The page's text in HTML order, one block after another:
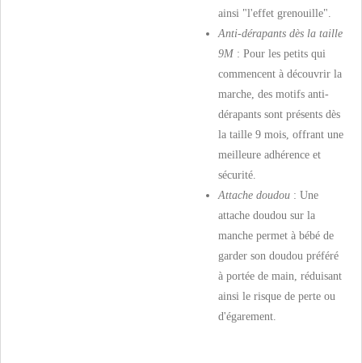
ainsi "l'effet grenouille".
Anti-dérapants dès la taille
9M : Pour les petits qui
commencent à découvrir la
marche, des motifs anti-
dérapants sont présents dès
la taille 9 mois, offrant une
meilleure adhérence et
sécurité.
Attache doudou : Une
attache doudou sur la
manche permet à bébé de
garder son doudou préféré
à portée de main, réduisant
ainsi le risque de perte ou
d'égarement.